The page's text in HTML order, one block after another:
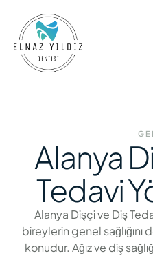
Alanya
Tedavi
Alanya Dişçi ve Diş
bireylerin genel
konudur. Ağız ve diş